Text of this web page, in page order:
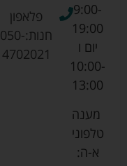
פלאפון
חנות:050-
4702021
9:00-
19:00
יום ו
10:00-
13:00
מענה
טלפוני
א-ה: